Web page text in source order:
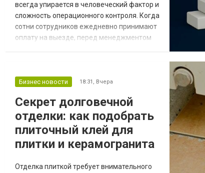
всегда упирается в человеческий фактор и
сложность операционного контроля. Когда
сотни сотрудников ежедневно принимают
оплату на выезде, перед менеджментом
лимитов и исключение ошибок при ручном
году традиционный подход с бумажными
актами и ве...
Бизнес новости 18:31, Вчера
Секрет долговечной
отделки: как подобрать
плиточный клей для
плитки и керамогранита
Отделка плиткой требует внимательного